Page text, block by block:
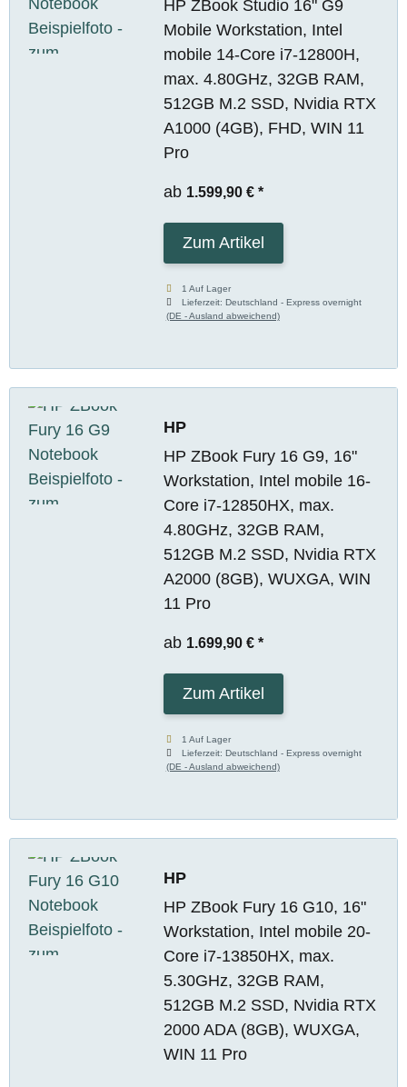
HP ZBook Studio 16" G9
Mobile Workstation, Intel
mobile 14-Core i7-12800H,
max. 4.80GHz, 32GB RAM,
512GB M.2 SSD, Nvidia RTX
A1000 (4GB), FHD, WIN 11
Pro
ab 1.599,90 € *
Zum Artikel
1 Auf Lager
Lieferzeit:Deutschland - Express overnight
(DE - Ausland abweichend)
HP
HP ZBook Fury 16 G9, 16"
Workstation, Intel mobile 16-
Core i7-12850HX, max.
4.80GHz, 32GB RAM,
512GB M.2 SSD, Nvidia RTX
A2000 (8GB), WUXGA, WIN
11 Pro
ab 1.699,90 € *
Zum Artikel
1 Auf Lager
Lieferzeit:Deutschland - Express overnight
(DE - Ausland abweichend)
HP
HP ZBook Fury 16 G10, 16"
Workstation, Intel mobile 20-
Core i7-13850HX, max.
5.30GHz, 32GB RAM,
512GB M.2 SSD, Nvidia RTX
2000 ADA (8GB), WUXGA,
WIN 11 Pro